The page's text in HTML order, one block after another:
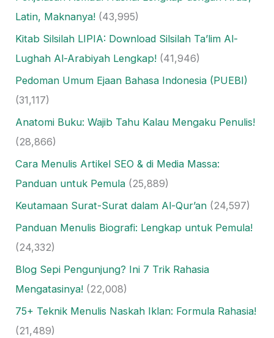
Latin, Maknanya! (43,995)
Kitab Silsilah LIPIA: Download Silsilah Ta’lim Al-
Lughah Al-Arabiyah Lengkap! (41,946)
Pedoman Umum Ejaan Bahasa Indonesia (PUEBI)
(31,117)
Anatomi Buku: Wajib Tahu Kalau Mengaku Penulis!
(28,866)
Cara Menulis Artikel SEO & di Media Massa:
Panduan untuk Pemula (25,889)
Keutamaan Surat-Surat dalam Al-Qur’an (24,597)
Panduan Menulis Biografi: Lengkap untuk Pemula!
(24,332)
Blog Sepi Pengunjung? Ini 7 Trik Rahasia
Mengatasinya! (22,008)
75+ Teknik Menulis Naskah Iklan: Formula Rahasia!
(21,489)